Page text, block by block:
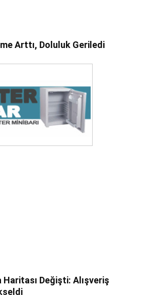
Arttı, Doluluk Geriledi
Değişti: Alışveriş